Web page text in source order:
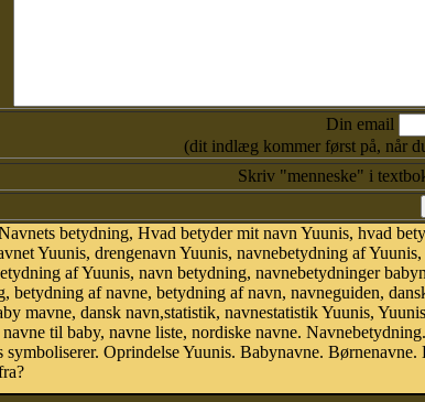
Din email
(dit indlæg kommer først på, når
Skriv "menneske" i
betydning, Hvad betyder mit navn Yuunis, hvad
Yuunis, drengenavn Yuunis, navnebetydning af
af Yuunis, navn betydning, navnebetydninger
betydning af navne, betydning af navn, navneguiden,
mavne, dansk navn,statistik, navnestatistik Yuunis,
til baby, navne liste, nordiske navne.
symboliserer. Oprindelse Yuunis. Babynavne.